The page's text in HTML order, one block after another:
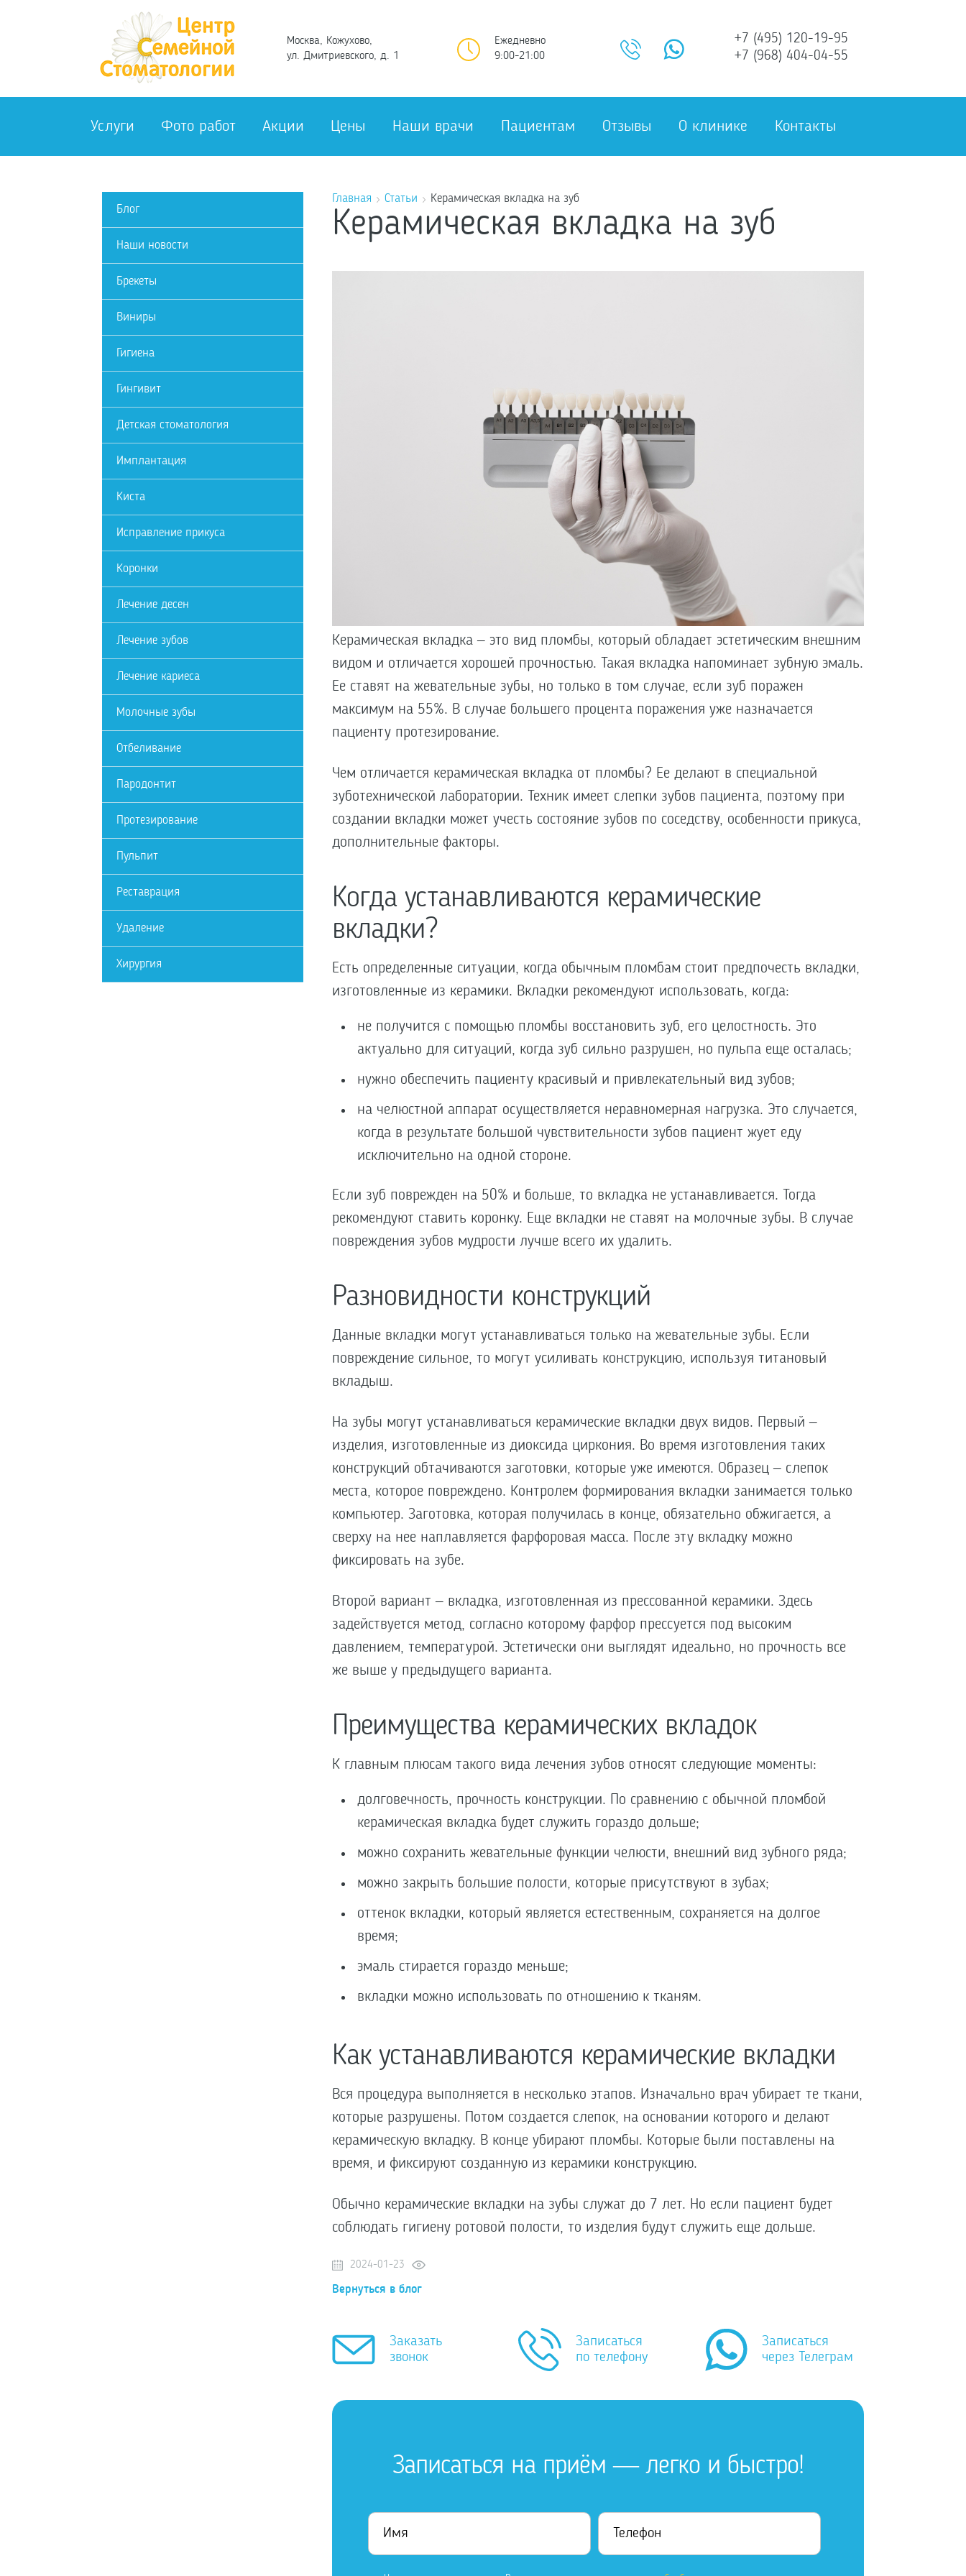
Москва, Кожухово,
ул. Дмитриевского, д. 1
Ежедневно
9:00-21:00
+7 (495) 120-19-95
+7 (968) 404-04-55
Услуги Фото работ Акции Цены Наши врачи Пациентам Отзывы О клинике Контакты
Блог
Наши новости
Брекеты
Виниры
Гигиена
Гингивит
Детская стоматология
Имплантация
Киста
Исправление прикуса
Коронки
Лечение десен
Лечение зубов
Лечение кариеса
Молочные зубы
Отбеливание
Пародонтит
Протезирование
Пульпит
Реставрация
Удаление
Хирургия
Главная Статьи Керамическая вкладка на зуб
Керамическая вкладка на зуб
Керамическая вкладка – это вид пломбы, который обладает эстетическим внешним
видом и отличается хорошей прочностью. Такая вкладка напоминает зубную эмаль.
Ее ставят на жевательные зубы, но только в том случае, если зуб поражен
максимум на 55%. В случае большего процента поражения уже назначается
пациенту протезирование.
Чем отличается керамическая вкладка от пломбы? Ее делают в специальной
зуботехнической лаборатории. Техник имеет слепки зубов пациента, поэтому при
создании вкладки может учесть состояние зубов по соседству, особенности прикуса,
дополнительные факторы.
Когда устанавливаются керамические
вкладки?
Есть определенные ситуации, когда обычным пломбам стоит предпочесть вкладки,
изготовленные из керамики. Вкладки рекомендуют использовать, когда:
не получится с помощью пломбы восстановить зуб, его целостность. Это
актуально для ситуаций, когда зуб сильно разрушен, но пульпа еще осталась;
нужно обеспечить пациенту красивый и привлекательный вид зубов;
на челюстной аппарат осуществляется неравномерная нагрузка. Это случается,
когда в результате большой чувствительности зубов пациент жует еду
исключительно на одной стороне.
Если зуб поврежден на 50% и больше, то вкладка не устанавливается. Тогда
рекомендуют ставить коронку. Еще вкладки не ставят на молочные зубы. В случае
повреждения зубов мудрости лучше всего их удалить.
Разновидности конструкций
Данные вкладки могут устанавливаться только на жевательные зубы. Если
повреждение сильное, то могут усиливать конструкцию, используя титановый
вкладыш.
На зубы могут устанавливаться керамические вкладки двух видов. Первый –
изделия, изготовленные из диоксида циркония. Во время изготовления таких
конструкций обтачиваются заготовки, которые уже имеются. Образец – слепок
места, которое повреждено. Контролем формирования вкладки занимается только
компьютер. Заготовка, которая получилась в конце, обязательно обжигается, а
сверху на нее наплавляется фарфоровая масса. После эту вкладку можно
фиксировать на зубе.
Второй вариант – вкладка, изготовленная из прессованной керамики. Здесь
задействуется метод, согласно которому фарфор прессуется под высоким
давлением, температурой. Эстетически они выглядят идеально, но прочность все
же выше у предыдущего варианта.
Преимущества керамических вкладок
К главным плюсам такого вида лечения зубов относят следующие моменты:
долговечность, прочность конструкции. По сравнению с обычной пломбой
керамическая вкладка будет служить гораздо дольше;
можно сохранить жевательные функции челюсти, внешний вид зубного ряда;
можно закрыть большие полости, которые присутствуют в зубах;
оттенок вкладки, который является естественным, сохраняется на долгое
время;
эмаль стирается гораздо меньше;
вкладки можно использовать по отношению к тканям.
Как устанавливаются керамические вкладки
Вся процедура выполняется в несколько этапов. Изначально врач убирает те ткани,
которые разрушены. Потом создается слепок, на основании которого и делают
керамическую вкладку. В конце убирают пломбы. Которые были поставлены на
время, и фиксируют созданную из керамики конструкцию.
Обычно керамические вкладки на зубы служат до 7 лет. Но если пациент будет
соблюдать гигиену ротовой полости, то изделия будут служить еще дольше.
2024-01-23
Вернуться в блог
Заказать
звонок
Записаться
по телефону
Записаться
через Телеграм
Записаться на приём — легко и быстро!